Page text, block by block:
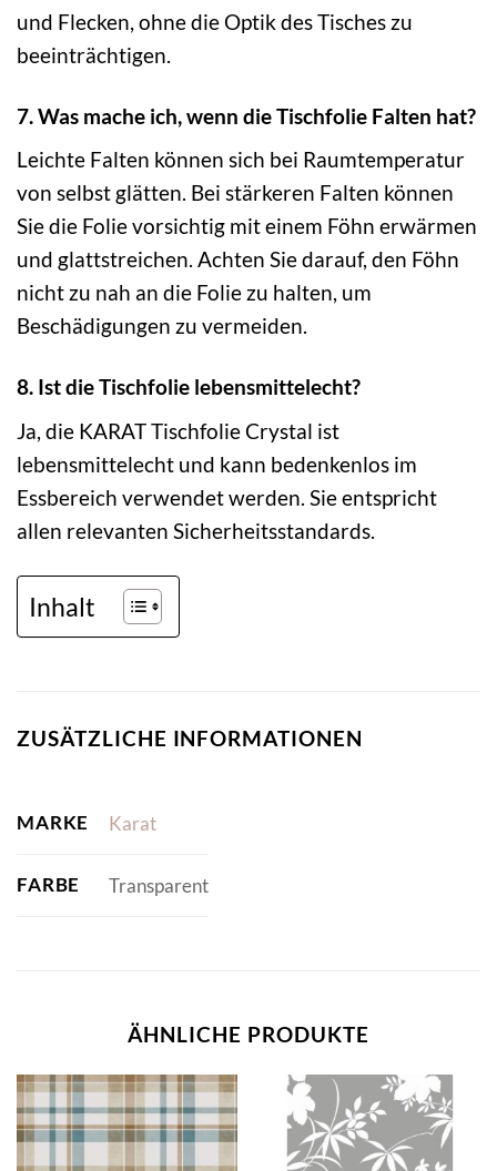
und Flecken, ohne die Optik des Tisches zu
beeinträchtigen.
7. Was mache ich, wenn die Tischfolie Falten hat?
Leichte Falten können sich bei Raumtemperatur
von selbst glätten. Bei stärkeren Falten können
Sie die Folie vorsichtig mit einem Föhn erwärmen
und glattstreichen. Achten Sie darauf, den Föhn
nicht zu nah an die Folie zu halten, um
Beschädigungen zu vermeiden.
8. Ist die Tischfolie lebensmittelecht?
Ja, die KARAT Tischfolie Crystal ist
lebensmittelecht und kann bedenkenlos im
Essbereich verwendet werden. Sie entspricht
allen relevanten Sicherheitsstandards.
Inhalt
ZUSÄTZLICHE INFORMATIONEN
MARKE Karat
FARBE Transparent
ÄHNLICHE PRODUKTE